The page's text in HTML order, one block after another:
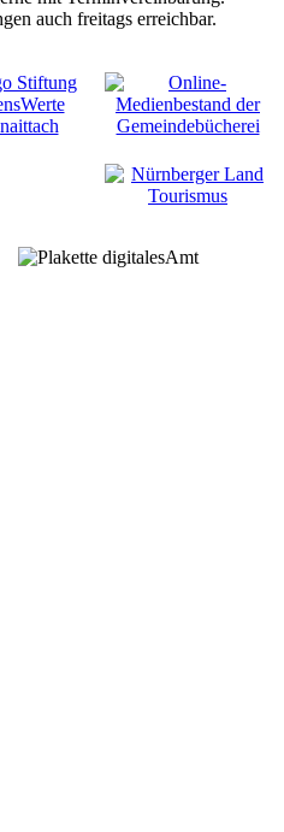
auch freitags erreichbar.